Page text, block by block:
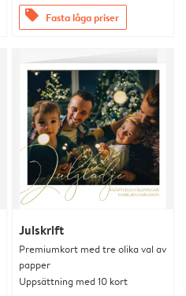
offers Fasta låga priser
Julskrift
Premiumkort med tre olika val av
papper
Uppsättning med 10 kort